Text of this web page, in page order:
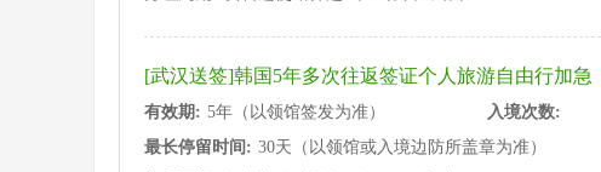
[武汉送签]韩国5年多次往返签证个人旅游自由行加急
有效期: 5年（以领馆签发为准）
入境次数:
最长停留时间: 30天（以领馆或入境边防所盖章为准）